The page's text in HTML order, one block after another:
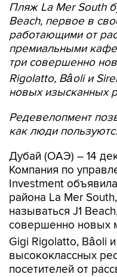
Пляж La Mer South
Beach, первое в
работающими от
премиальными
три совершенно
Rigolatto, Bâoli и
новых изысканных
Редевелопмент
как люди
Дубай (ОАЭ) – 14
Компания по
Investment
района La Mer
называться J1
совершенно новых
Gigi Rigolatto, Bâoli
высококлассных
посетителей от